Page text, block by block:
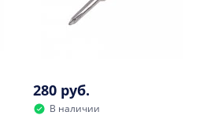
280 руб.
В наличии